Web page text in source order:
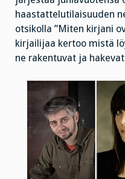
haastattelutilaisuuden
otsikolla ”Miten kirjani
kirjailijaa kertoo mistä
ne rakentuvat ja